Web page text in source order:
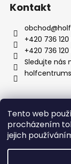
Tento web
procházením
jejich
Kontakt
obchod@
+420 736 120
+420 736 120
Sledujte nás